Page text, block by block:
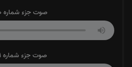
صوت جزء شماره 10
صوت جزء شماره 11